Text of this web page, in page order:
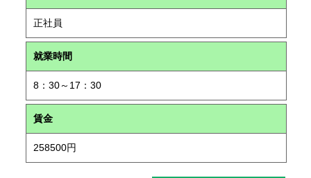
正社員
就業時間
8：30～17：30
賃金
258500円